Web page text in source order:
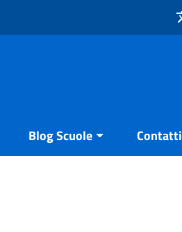
Blog Scuole Contatti